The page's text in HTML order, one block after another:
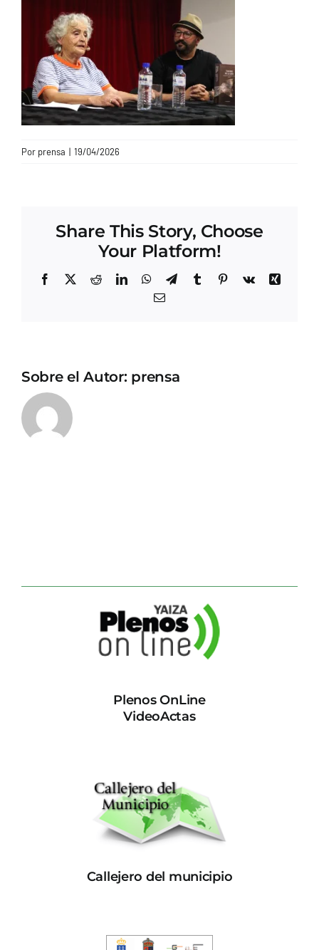
CONTACTO
Por prensa | 19/04/2026
Share This Story, Choose
Your Platform!
Facebook
X RedditLinkedInWhatsApp
TelegramTumblrPinterest
Vk
Xing
Correo
Sobre el Autor: prensa
Plenos OnLine
VideoActas
Callejero del municipio